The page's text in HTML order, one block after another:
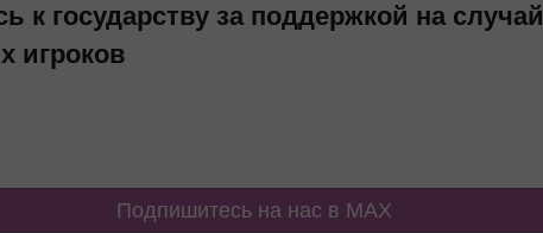
к государству за поддержкой на случай
игроков
Подпишитесь на нас в MAX